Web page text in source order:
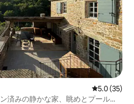
レビュー35
5.0 (35)
済みの静かな家、眺めとプール付